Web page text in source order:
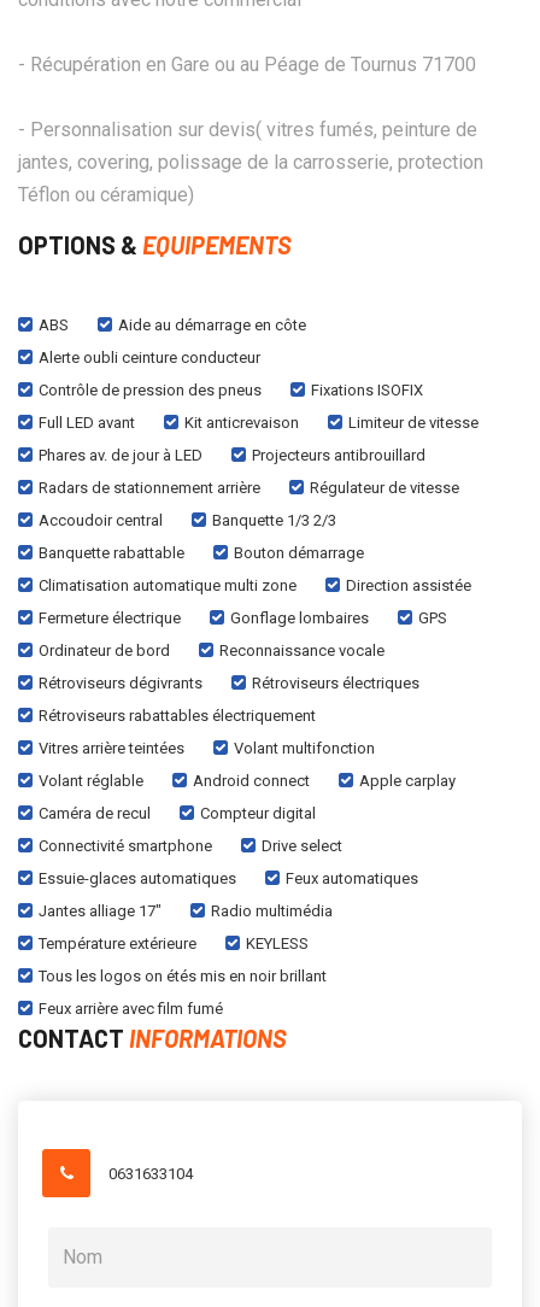
- Récupération en Gare ou au Péage de Tournus 71700
- Personnalisation sur devis( vitres fumés, peinture de
jantes, covering, polissage de la carrosserie, protection
Téflon ou céramique)
OPTIONS & EQUIPEMENTS
ABS
Aide au démarrage en côte
Alerte oubli ceinture conducteur
Contrôle de pression des pneus
Fixations ISOFIX
Full LED avant
Kit anticrevaison
Limiteur de vitesse
Phares av. de jour à LED
Projecteurs antibrouillard
Radars de stationnement arrière
Régulateur de vitesse
Accoudoir central
Banquette 1/3 2/3
Banquette rabattable
Bouton démarrage
Climatisation automatique multi zone
Direction assistée
Fermeture électrique
Gonflage lombaires
GPS
Ordinateur de bord
Reconnaissance vocale
Rétroviseurs dégivrants
Rétroviseurs électriques
Rétroviseurs rabattables électriquement
Vitres arrière teintées
Volant multifonction
Volant réglable
Android connect
Apple carplay
Caméra de recul
Compteur digital
Connectivité smartphone
Drive select
Essuie-glaces automatiques
Feux automatiques
Jantes alliage 17"
Radio multimédia
Température extérieure
KEYLESS
Tous les logos on étés mis en noir brillant
Feux arrière avec film fumé
CONTACT INFORMATIONS
0631633104